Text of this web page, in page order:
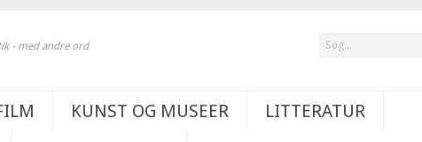
- med andre ord
KUNST OG MUSEER
LITTERATUR